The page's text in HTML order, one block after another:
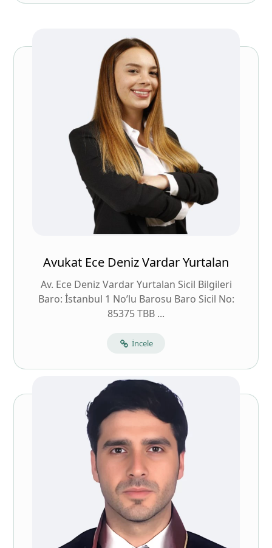
Avukat Ece Deniz Vardar Yurtalan
Av. Ece Deniz Vardar Yurtalan Sicil Bilgileri
Baro: İstanbul 1 No’lu Barosu Baro Sicil No:
85375 TBB ...
İncele